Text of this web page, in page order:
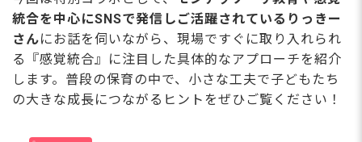
統合を中⼼にSNSで発信しご活躍されているりっきー
さんにお話を伺いながら、現場ですぐに取り⼊れられ
る『感覚統合』に注⽬した具体的なアプローチを紹介
します。普段の保育の中で、⼩さな⼯夫で⼦どもたち
の⼤きな成⻑につながるヒントをぜひご覧ください！